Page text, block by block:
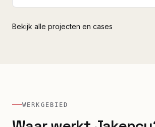
Bekijk alle projecten en cases
WERKGEBIED